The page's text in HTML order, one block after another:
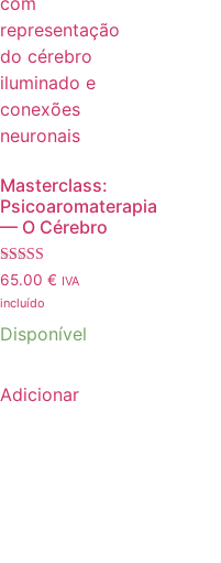
Masterclass:
Psicoaromaterapia
— O Cérebro
Avaliação
5.00
de 5
65.00 € IVA
incluído
Disponível
Adicionar